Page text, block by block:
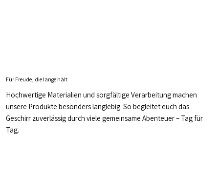
Für Freude, die lange hält
Hochwertige Materialien und sorgfältige Verarbeitung machen
unsere Produkte besonders langlebig. So begleitet euch das
Geschirr zuverlässig durch viele gemeinsame Abenteuer – Tag für
Tag.